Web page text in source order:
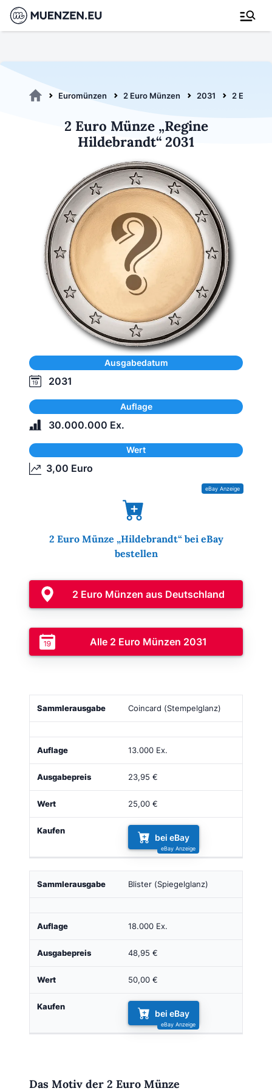
Euromünzen 2 Euro Münzen 2031 2 Euro
2 Euro Münze „Regine
Hildebrandt“ 2031
Ausgabedatum
2031
Auflage
30.000.000 Ex.
Wert
3,00 Euro
2 Euro Münze „Hildebrandt“ bei eBay
bestellen
2 Euro Münzen aus Deutschland
Alle 2 Euro Münzen 2031
Sammlerausgabe Bild Auflage Ausgabepreis
Coincard (Stempelglanz)
13.000 Ex.
23,95 €
25,00 €
bei eBay
Blister (Spiegelglanz)
18.000 Ex.
48,95 €
50,00 €
bei eBay
Das Motiv der 2 Euro Münze